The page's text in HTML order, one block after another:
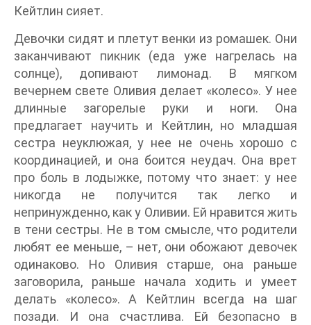
Кейтлин сияет.
Девочки сидят и плетут венки из ромашек. Они
заканчивают пикник (еда уже нагрелась на
солнце), допивают лимонад. В мягком
вечернем свете Оливия делает «колесо». У нее
длинные загорелые руки и ноги. Она
предлагает научить и Кейтлин, но младшая
сестра неуклюжая, у нее не очень хорошо с
координацией, и она боится неудач. Она врет
про боль в лодыжке, потому что знает: у нее
никогда не получится так легко и
непринужденно, как у Оливии. Ей нравится жить
в тени сестры. Не в том смысле, что родители
любят ее меньше, – нет, они обожают девочек
одинаково. Но Оливия старше, она раньше
заговорила, раньше начала ходить и умеет
делать «колесо». А Кейтлин всегда на шаг
позади. И она счастлива. Ей безопасно в